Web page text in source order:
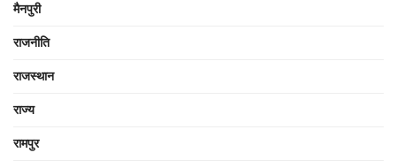
मैनपुरी
राजनीति
राजस्थान
राज्य
रामपुर